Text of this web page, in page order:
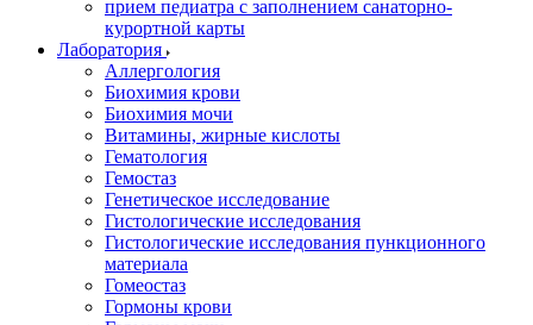
прием педиатра с заполнением санаторно-
курортной карты
Лаборатория
Аллергология
Биохимия крови
Биохимия мочи
Витамины, жирные кислоты
Гематология
Гемостаз
Генетическое исследование
Гистологические исследования
Гистологические исследования пункционного
материала
Гомеостаз
Гормоны крови